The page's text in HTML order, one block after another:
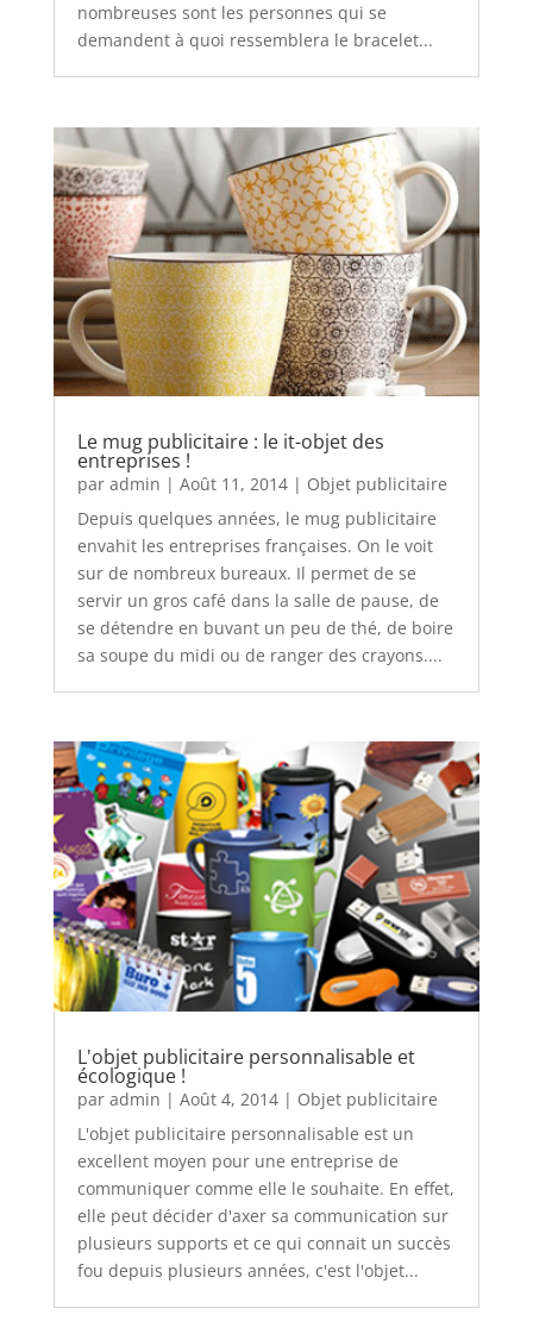
nombreuses sont les personnes qui se
demandent à quoi ressemblera le bracelet...
Le mug publicitaire : le it-objet des
entreprises !
par admin | Août 11, 2014| Objet publicitaire
Depuis quelques années, le mug publicitaire
envahit les entreprises françaises. On le voit
sur de nombreux bureaux. Il permet de se
servir un gros café dans la salle de pause, de
se détendre en buvant un peu de thé, de boire
sa soupe du midi ou de ranger des crayons....
L'objet publicitaire personnalisable et
écologique !
par admin | Août 4, 2014| Objet publicitaire
L'objet publicitaire personnalisable est un
excellent moyen pour une entreprise de
communiquer comme elle le souhaite. En effet,
elle peut décider d'axer sa communication sur
plusieurs supports et ce qui connait un succès
fou depuis plusieurs années, c'est l'objet...